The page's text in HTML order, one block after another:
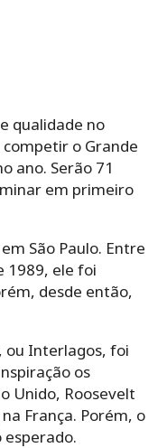
qualidade no
o Grande
ano. Serão 71
em primeiro
São Paulo. Entre
1989, ele foi
desde então,
ou Interlagos, foi
os
Unido, Roosevelt
França. Porém, o